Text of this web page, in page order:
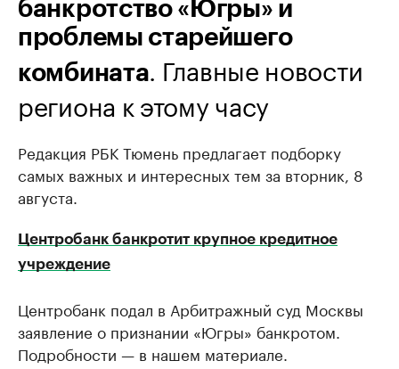
банкротство «Югры» и
проблемы старейшего
комбината. Главные новости
региона к этому часу
Редакция РБК Тюмень предлагает подборку
самых важных и интересных тем за вторник, 8
августа.
Центробанк банкротит крупное кредитное
учреждение
Центробанк подал в Арбитражный суд Москвы
заявление о признании «Югры» банкротом.
Подробности — в нашем материале.